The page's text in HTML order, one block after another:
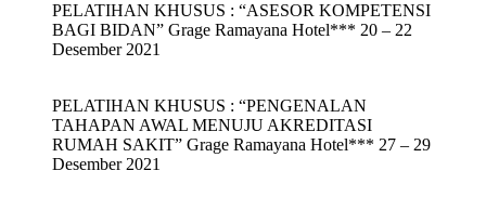
PELATIHAN KHUSUS : “ASESOR KOMPETENSI
BAGI BIDAN” Grage Ramayana Hotel*** 20 – 22
Desember 2021
PELATIHAN KHUSUS : “PENGENALAN
TAHAPAN AWAL MENUJU AKREDITASI
RUMAH SAKIT” Grage Ramayana Hotel*** 27 – 29
Desember 2021